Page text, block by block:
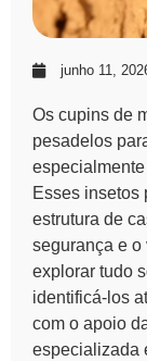
junho 11,
Os cupins de
pesadelos
Esses insetos
estrutura de
segurança e o
explorar tudo
identificá-los
com o apoio
especializada